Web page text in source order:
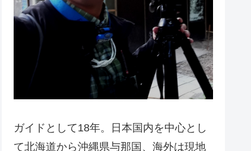
ガイドとして18年。日本国内を中心とし
て北海道から沖縄県与那国、海外は現地